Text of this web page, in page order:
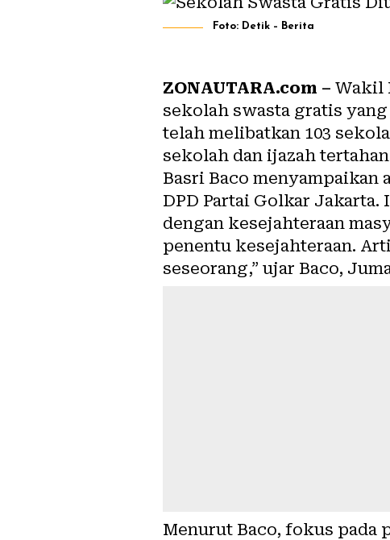
Foto: Detik – Berita
ZONAUTARA.com – Wakil
sekolah swasta gratis
telah melibatkan 103
sekolah dan ijazah
Basri Baco
DPD Partai Golkar
dengan kesejahteraan
penentu kesejahteraan.
seseorang,” ujar Baco,
Menurut Baco, fokus